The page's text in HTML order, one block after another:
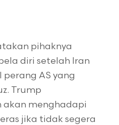
pihaknya
diri setelah Iran
AS yang
Trump
menghadapi
jika tidak segera